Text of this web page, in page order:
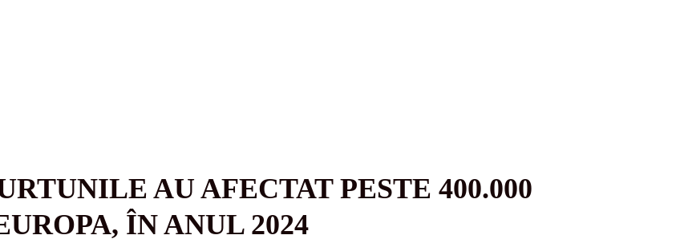
AU AFECTAT PESTE 400.000
ÎN ANUL 2024